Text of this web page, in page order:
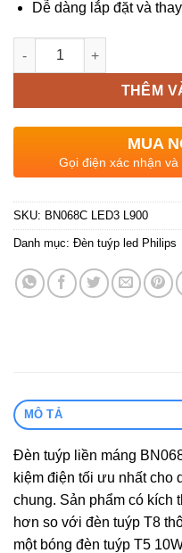
Dễ dàng lắp đặt và
Số lượng
THÊM
MUA
Gọi điện xác nhận
SKU: BN068C LED3 L900
Danh mục: Đèn tuýp led Philips
MÔ TẢ
Đèn tuýp liền máng
kiệm điện tối ưu nhất cho
chung. Sản phẩm có kích
hơn so với đèn tuýp T8
một bóng đèn tuýp T5